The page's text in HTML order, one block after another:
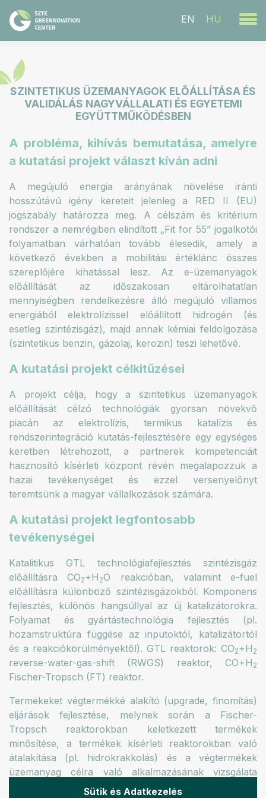
EN HU
SZINTETIKUS ÜZEMANYAGOK ELŐÁLLÍTÁSA ÉS
VALIDÁLÁS NAGYVÁLLALATI ÉS EGYETEMI
EGYÜTTMŰKÖDÉSBEN
A probléma, kihívás bemutatása, amelyre
a kutatási projekt választ kíván adni
A megújuló energia arányának növelése iránti
hosszútávú igény kereteit jelenleg a RED II (EU)
jogszabály határozza meg. A célszám és kritérium
rendszer a nemrégiben elindított „Fit for 55” jogalkotói
folyamatban várhatóan tovább élesedik, amely a
következő években a mobilitási értéklánc összes
szereplőjére kihatással lesz. Az e-üzemanyagok
előállítását az időszakosan eltárolhatatlan
mennyiségben rendelkezésre álló megújuló villamos
energiából elektrolízissel előállított hidrogén (és
esetleg szintézisgáz), majd annak kémiai feldolgozása
(szintetikus benzin, gázolaj, kerozin) teszi lehetővé.
A kutatási projekt célkitűzései
A projekt célja, hogy a szintetikus üzemanyagok
előállítását célzó technológiák gyorsan növekvő
piacán az elektrolízis, termikus katalízis és
rendszerintegráció kutatás-fejlesztésére egy egységes
keretben létrehozott, a partnerek kompetenciáit
hasznosító kísérleti központ révén megalapozzuk a
hazai tevékenységet és ezzel versenyelőnyt
teremtsünk a magyar vállalkozások számára.
A kutatási projekt legfontosabb
tevékenységei
Katalitikus GTL technológiafejlesztés szintézisgáz
előállításra CO2+H 2O reakcióban, valamint e-fuel
előállításra különböző szintézisgázokból. Komponens
fejlesztés, különös hangsúllyal az új katalizátorokra.
Folyamat és gyártástechnológia fejlesztés (pl.
hozamstruktúra függése az inputoktól, katalizátortól
és a reakciókörülményektől). GTL reaktorok: CO2+H 2
reverse-water-gas-shift (RWGS) reaktor, CO+H 2
Fischer-Tropsch (FT) reaktor.
Termékeket végtermékké alakító (upgrade, finomítás)
eljárások fejlesztése, melynek során a Fischer-
Tropsch reaktorokban keletkezett termékek
minősítése, a termékek kísérleti reaktorokban való
átalakítása (pl. hidrokrakkolás) és a végtermékek
üzemanyag célra való alkalmazásának vizsgálata
történik a MOL termékfejlesztési laboratóriumával és
Sütik és Adatkezelés